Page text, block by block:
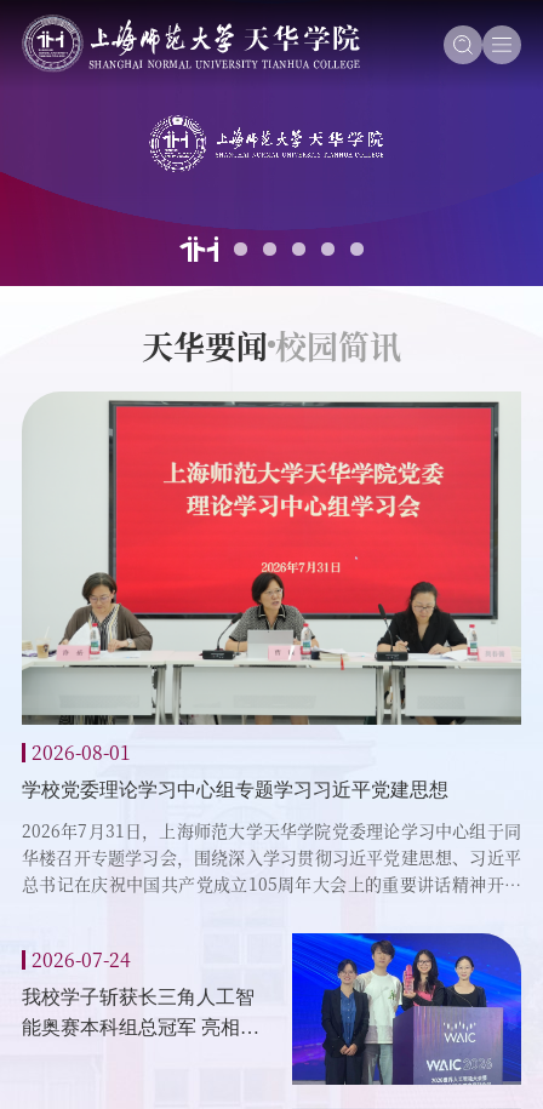
天华要闻校园简讯
2026-08-01
学校党委理论学习中心组专题学习习近平党建思想
2026年7月31日，上海师范大学天华学院党委理论学习中心组于同
华楼召开专题学习会，围绕深入学习贯彻习近平党建思想、习近平
总书记在庆祝中国共产党成立105周年大会上的重要讲话精神开展
长龚春蕾，党委副书记、副校长许岳作重点交流发言，中心组全体
成员参加学习并研讨交流。曹诚作领学报告，围绕习近平党建思想
重大现实意义、精神实质与科学内涵、推动学校事业高质量发...
东
区
2026-07-24
我校学子斩获长三角人工智
能奥赛本科组总冠军 亮相